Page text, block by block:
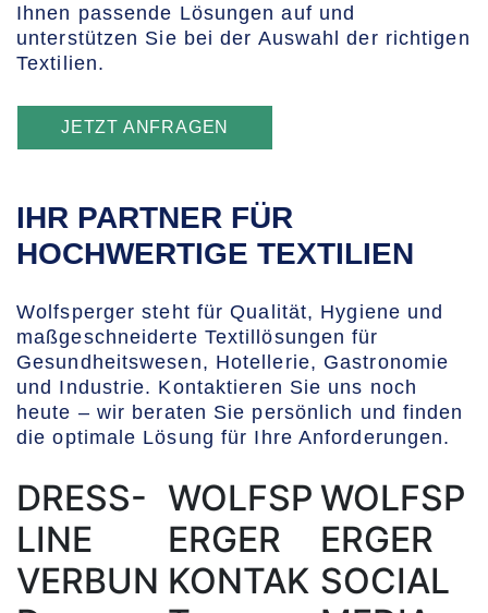
Ihnen passende Lösungen auf und
unterstützen Sie bei der Auswahl der richtigen
Textilien.
JETZT ANFRAGEN
IHR PARTNER FÜR
HOCHWERTIGE TEXTILIEN
Wolfsperger steht für Qualität, Hygiene und
maßgeschneiderte Textillösungen für
Gesundheitswesen, Hotellerie, Gastronomie
und Industrie. Kontaktieren Sie uns noch
heute – wir beraten Sie persönlich und finden
die optimale Lösung für Ihre Anforderungen.
DRESS-
LINE
VERBUN
WOLFSP
ERGER
KONTAK
WOLFSP
ERGER
SOCIAL